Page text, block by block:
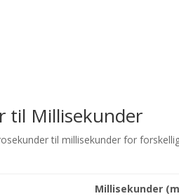
til Millisekunder
til millisekunder for
Millisekunder